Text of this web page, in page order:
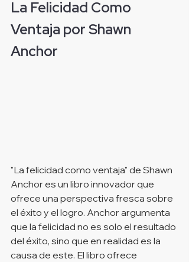
La Felicidad Como
Ventaja por Shawn
Anchor
"La felicidad como ventaja" de Shawn
Anchor es un libro innovador que
ofrece una perspectiva fresca sobre
el éxito y el logro. Anchor argumenta
que la felicidad no es solo el resultado
del éxito, sino que en realidad es la
causa de este. El libro ofrece